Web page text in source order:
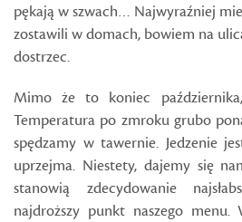
pękają w szwach… Najwyraźniej
zostawili w domach, bowiem na
dostrzec.
Mimo że to koniec
Temperatura po zmroku grubo
spędzamy w tawernie. Jedzenie
uprzejma. Niestety, dajemy się
stanowią zdecydowanie
najdroższy punkt naszego